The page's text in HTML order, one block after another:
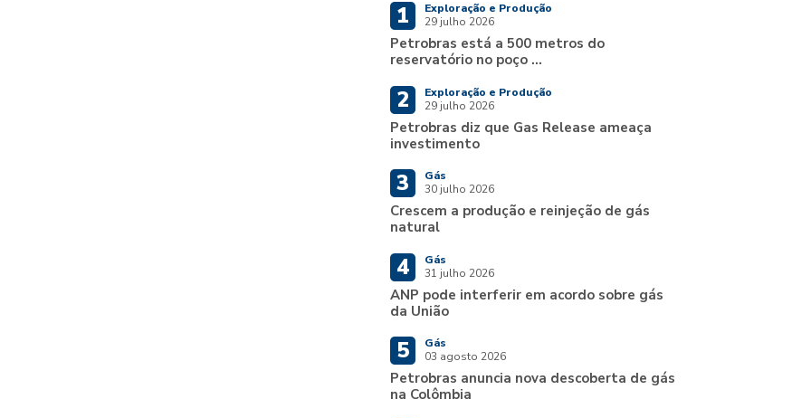
1
Exploração e Produção
29 julho 2026
Petrobras está a 500 metros do
reservatório no poço ...
2
Exploração e Produção
29 julho 2026
Petrobras diz que Gas Release ameaça
investimento
3
Gás
30 julho 2026
Crescem a produção e reinjeção de gás
natural
4
Gás
31 julho 2026
ANP pode interferir em acordo sobre gás
da União
5
Gás
03 agosto 2026
Petrobras anuncia nova descoberta de gás
na Colômbia